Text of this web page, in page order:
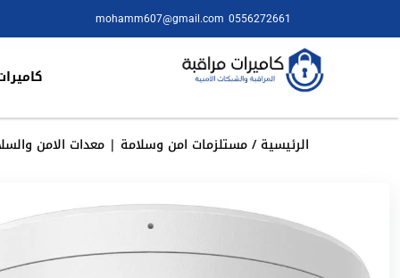
0556272661
mohamm607@gmail.com
الرئيسية/مستلزمات امن وسلامة | معدات الامن